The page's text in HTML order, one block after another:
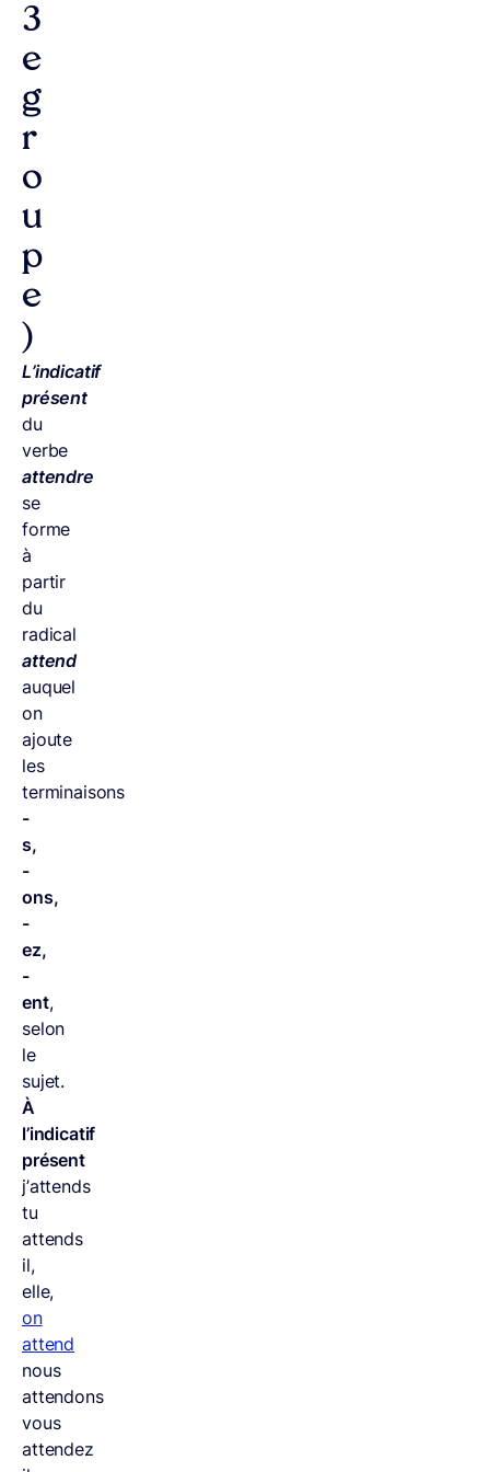
3
e
g
r
o
u
p
e
)
L’indicatif
présent
du
verbe
attendre
se
forme
à
partir
du
radical
attend
auquel
on
ajoute
les
terminaisons
-
s,
-
ons,
-
ez,
-
ent,
selon
le
sujet.
À
l’indicatif
présent
j’attends
tu
attends
il,
elle,
on
attend
nous
attendons
vous
attendez